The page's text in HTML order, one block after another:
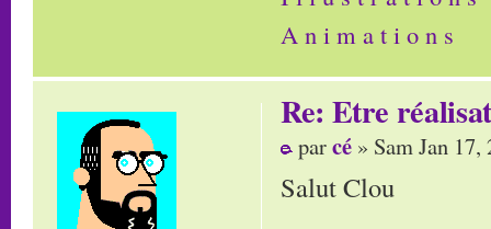
A n i m a t i o n s
Re: Etre
parcé » Sam Jan
Salut Clou